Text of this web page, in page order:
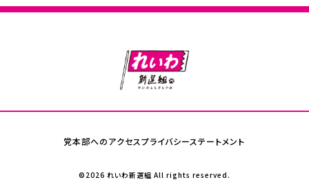
党本部へのアクセスプライバシーステートメント
©2026 れいわ新選組 All rights reserved.